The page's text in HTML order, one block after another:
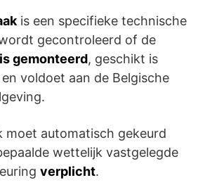
is een specifieke technische
gecontroleerd of de
gemonteerd, geschikt is
voldoet aan de Belgische
moet automatisch gekeurd
wettelijk vastgelegde
verplicht.